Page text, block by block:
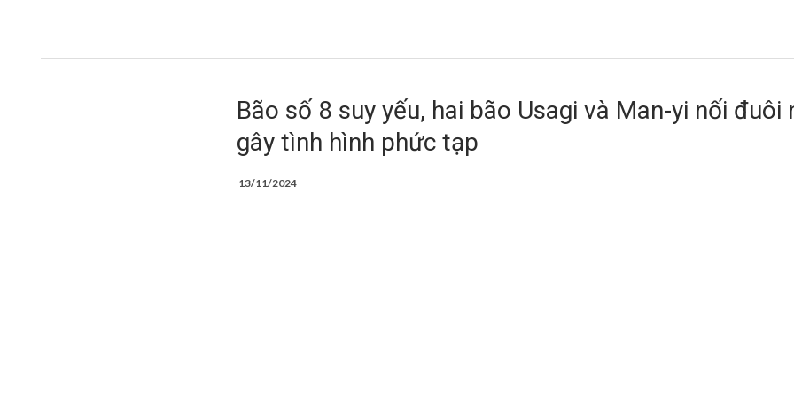
Bão số 8 suy yếu, hai bão Usagi và Man-yi nối đuôi
gây tình hình phức tạp
13/11/2024